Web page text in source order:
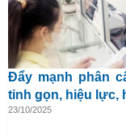
Đẩy mạnh phân
tinh gọn, hiệu lực,
23/10/2025